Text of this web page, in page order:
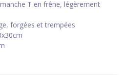
T en frêne, légèrement
forgées et trempées